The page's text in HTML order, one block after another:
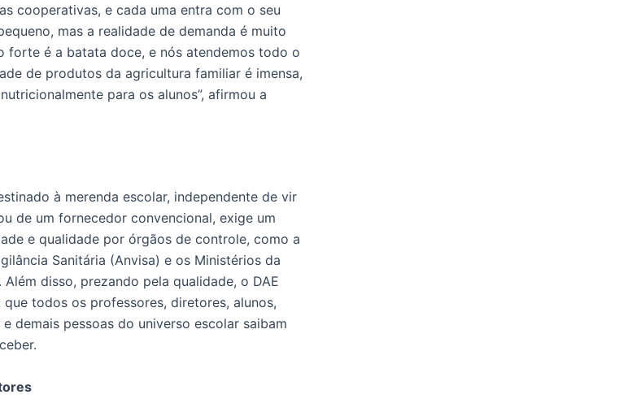
cooperativas, e cada uma entra com o seu
mas a realidade de demanda é muito
forte é a batata doce, e nós atendemos todo o
de produtos da agricultura familiar é imensa,
para os alunos”, afirmou a
à merenda escolar, independente de vir
de um fornecedor convencional, exige um
e qualidade por órgãos de controle, como a
Sanitária (Anvisa) e os Ministérios da
disso, prezando pela qualidade, o DAE
todos os professores, diretores, alunos,
demais pessoas do universo escolar saibam